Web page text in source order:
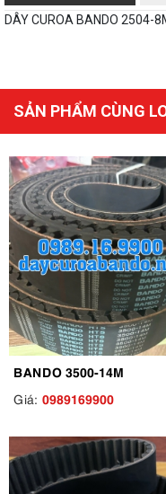
DÂY CUROA BANDO 2504-
SẢN PHẨM CÙNG
BANDO 3500-14M
Giá: 0989169900